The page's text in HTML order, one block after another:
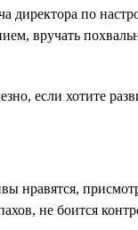
директора по
вручать
если хотите
нравятся,
не боится